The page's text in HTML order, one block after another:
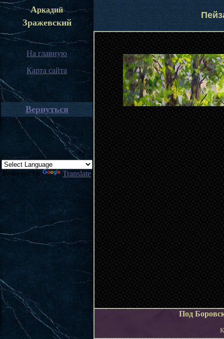
Аркадий
Зражевский
На главную
Карта сайта
Вернуться
Powered by Translate
Под